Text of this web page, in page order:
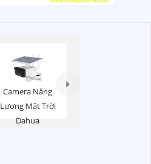
Camera Năng
Lượng Mặt Trời
Dahua